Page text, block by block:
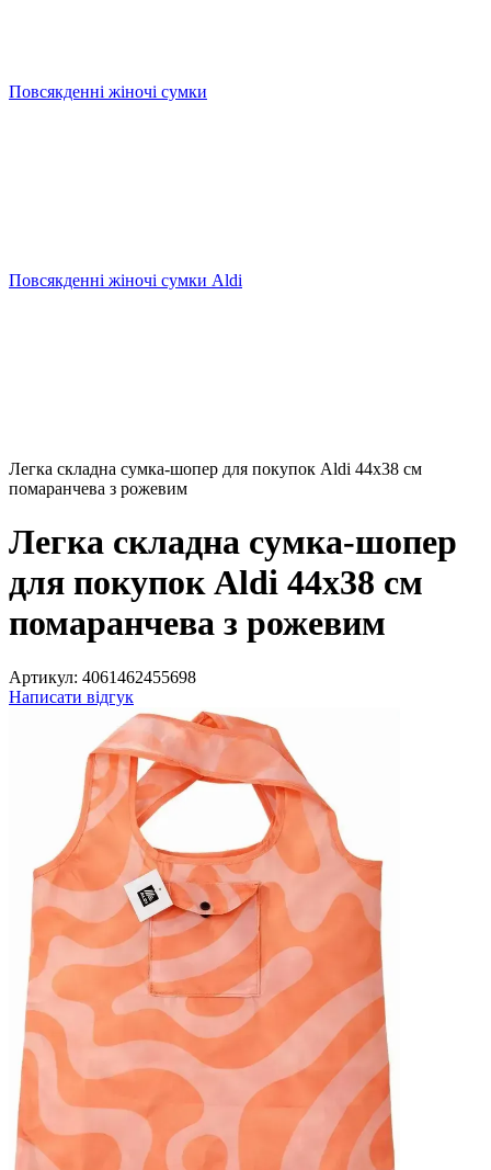
Повсякденні жіночі сумки
Повсякденні жіночі сумки Aldi
Легка складна сумка-шопер для покупок Aldi 44х38 см
помаранчева з рожевим
Легка складна сумка-шопер
для покупок Aldi 44х38 см
помаранчева з рожевим
Артикул: 4061462455698
Написати відгук